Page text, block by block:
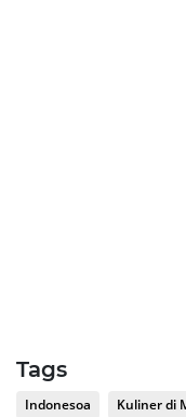
Tags
Indonesoa Kuliner di